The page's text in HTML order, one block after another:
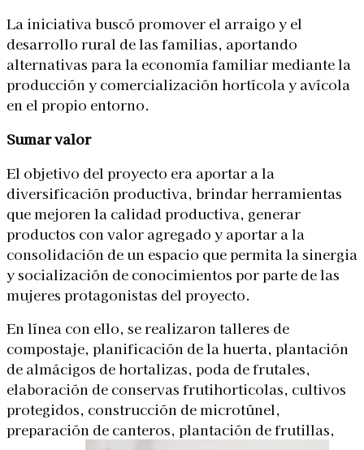
La iniciativa buscó promover el arraigo y el
desarrollo rural de las familias, aportando
alternativas para la economía familiar mediante la
producción y comercialización hortícola y avícola
en el propio entorno.
Sumar valor
El objetivo del proyecto era aportar a la
diversificación productiva, brindar herramientas
que mejoren la calidad productiva, generar
productos con valor agregado y aportar a la
consolidación de un espacio que permita la sinergia
y socialización de conocimientos por parte de las
mujeres protagonistas del proyecto.
En línea con ello, se realizaron talleres de
compostaje, planificación de la huerta, plantación
de almácigos de hortalizas, poda de frutales,
elaboración de conservas frutihorticolas, cultivos
protegidos, construcción de microtúnel,
preparación de canteros, plantación de frutillas,